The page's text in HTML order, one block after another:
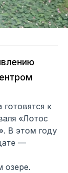
к
«Лотос
В этом году
—
озере.